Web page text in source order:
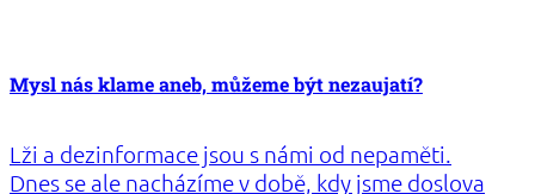
Mysl nás klame aneb, můžeme být nezaujatí?
Lži a dezinformace jsou s námi od nepaměti.
Dnes se ale nacházíme v době, kdy jsme doslova